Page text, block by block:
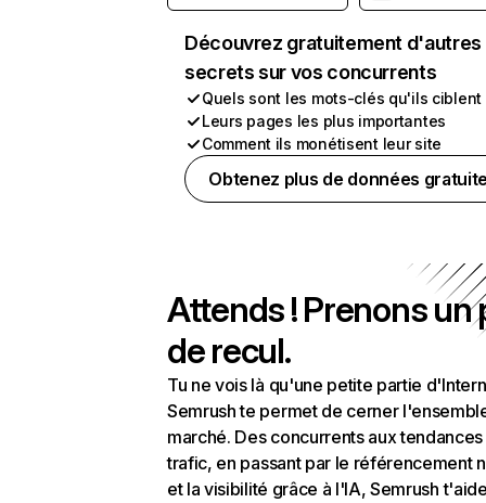
Découvrez gratuitement d'autres
secrets sur vos concurrents
Quels sont les mots-clés qu'ils ciblent
Leurs pages les plus importantes
Comment ils monétisent leur site
Obtenez plus de données
Attends ! Prenons un
de recul.
Tu ne vois là qu'une petite partie
Semrush te permet de cerner
marché. Des concurrents aux
trafic, en passant par le référencement
et la visibilité grâce à l'IA, Semrush